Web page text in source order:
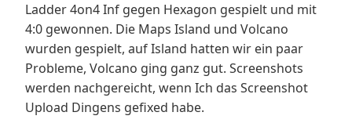
Ladder 4on4 Inf gegen Hexagon gespielt und mit
4:0 gewonnen. Die Maps Island und Volcano
wurden gespielt, auf Island hatten wir ein paar
Probleme, Volcano ging ganz gut. Screenshots
werden nachgereicht, wenn Ich das Screenshot
Upload Dingens gefixed habe.